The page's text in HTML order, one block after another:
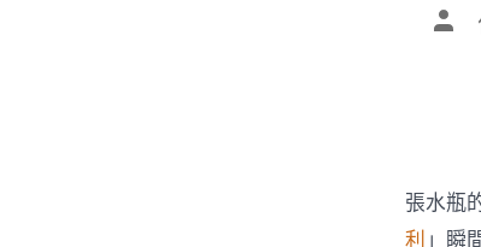
文
張水瓶
利」瞬